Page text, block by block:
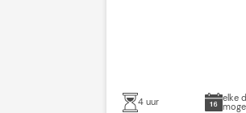
4 uur elke